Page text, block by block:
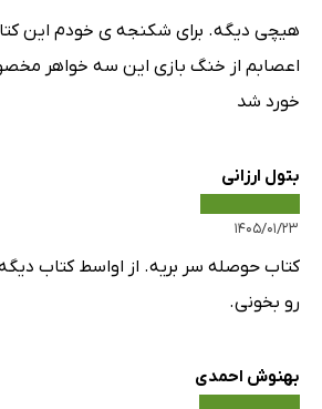
هیچی دیگه. برای شکنجه ی خودم این
اعصابم از خنگ بازی این سه خواهر
خورد شد
بتول ارزانی
۱۴۰۵/۰۱/۲۳
کتاب حوصله سر بریه. از اواسط کتاب
رو بخونی.
بهنوش احمدی